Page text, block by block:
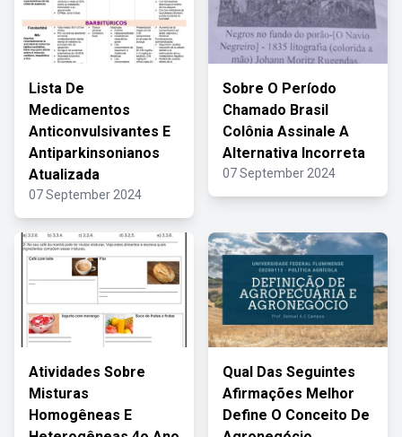
Lista De
Medicamentos
Anticonvulsivantes E
Antiparkinsonianos
Atualizada
07 September 2024
Sobre O Período
Chamado Brasil
Colônia Assinale A
Alternativa Incorreta
07 September 2024
Atividades Sobre
Misturas
Homogêneas E
Qual Das Seguintes
Afirmações Melhor
Define O Conceito De